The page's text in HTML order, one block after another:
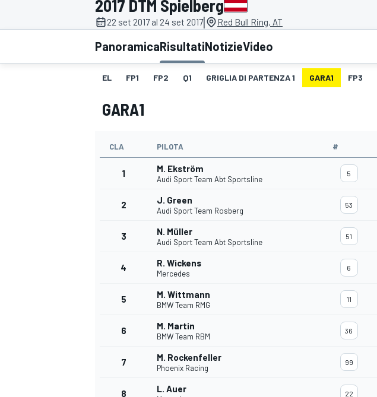
MOTOGP WEC
WRC
2017 DTM Spielberg
22 set 2017 al 24 set 2017| Red Bull Ring, AT
PanoramicaRisultatiNotizieVideo
EL FP1 FP2 Q1 GRIGLIA DI PARTENZA 1 GARA1 FP3
GARA1
CLA PILOTA #
1 M. Ekström
Audi Sport Team Abt Sportsline
5
2 J. Green
Audi Sport Team Rosberg
53
3 N. Müller
Audi Sport Team Abt Sportsline
51
4 R. Wickens
Mercedes
6
5 M. Wittmann
BMW Team RMG
11
6 M. Martin
BMW Team RBM
36
7 M. Rockenfeller
Phoenix Racing
99
8 L. Auer 22